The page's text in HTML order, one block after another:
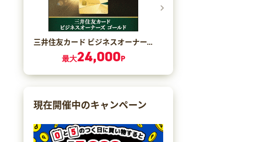
三井住友カード ビジネスオーナーズ ゴールド（カード発行）
最大24,000P
現在開催中のキャンペーン